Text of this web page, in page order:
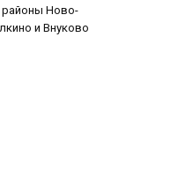
Ново-
и Внуково